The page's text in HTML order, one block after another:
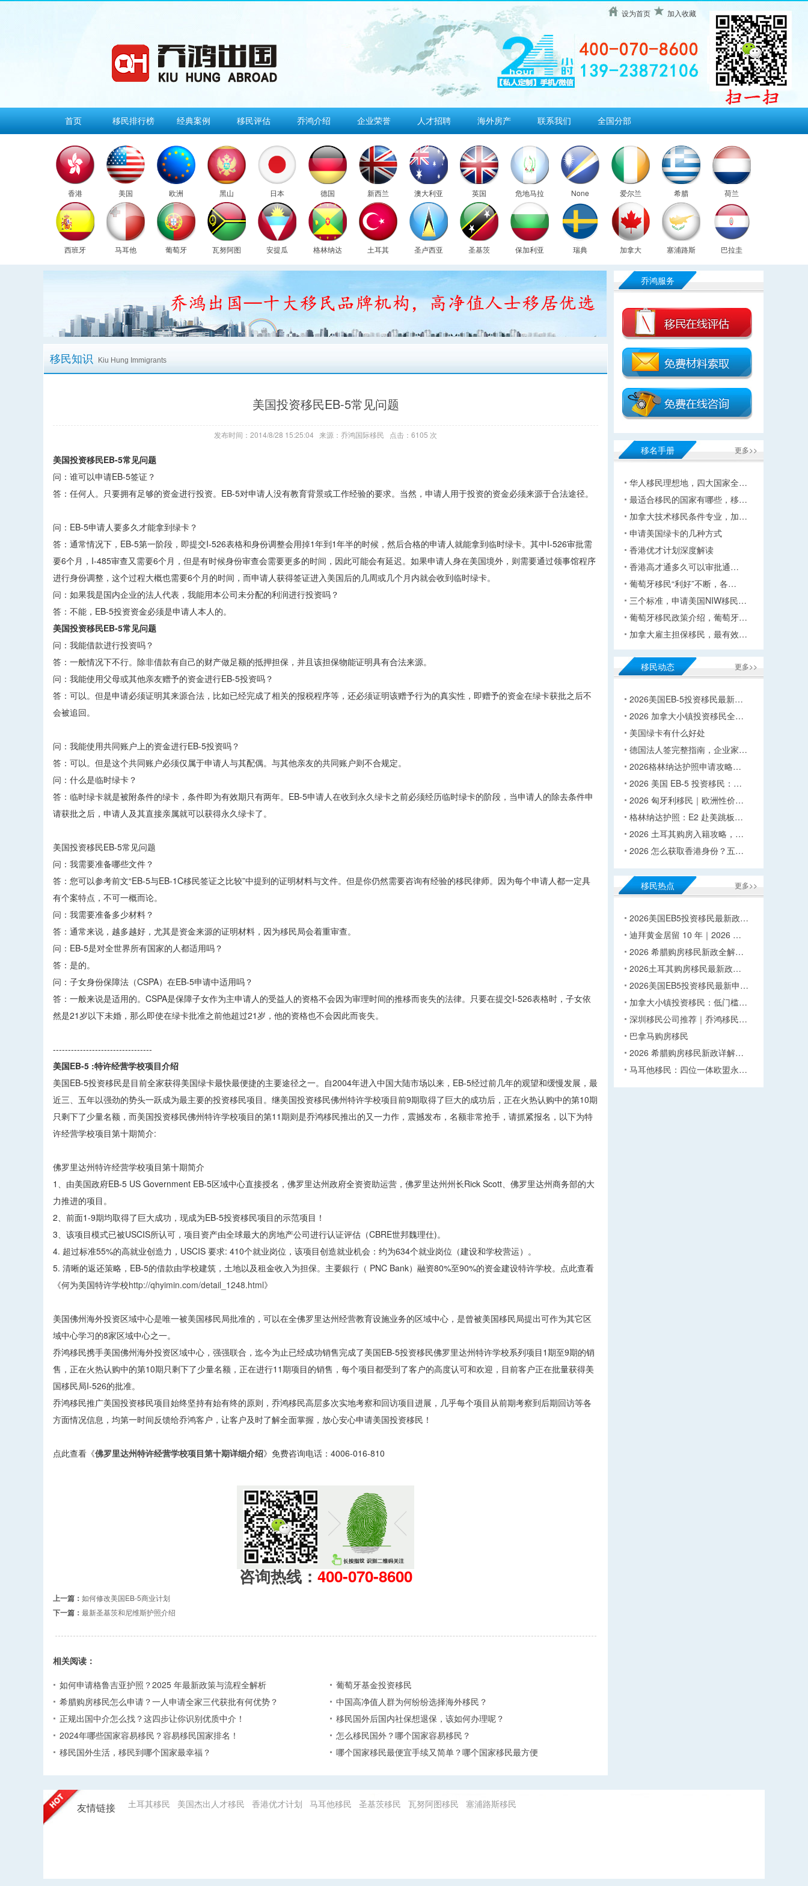
设为首页 加入收藏
首页 移民排行榜 经典案例 移民评估 乔鸿介绍 企业荣誉 人才招聘 海外房产 联系我们 全国分部
香港 美国 欧洲 黑山 日本 德国 新西兰 澳大利亚 英国 危地马拉 None 爱尔兰 希腊 荷兰
西班牙 马耳他 葡萄牙 瓦努阿图 安提瓜 格林纳达 土耳其 圣卢西亚 圣基茨 保加利亚 瑞典 加拿大 塞浦路斯 巴拉圭
移民知识 Kiu Hung Immigrants
美国投资移民EB-5常见问题
发布时间：2014/8/28 15:25:04 来源：乔鸿国际移民 点击：6105 次
美国投资移民EB-5常见问题
问：谁可以申请EB-5签证？
答：任何人。只要拥有足够的资金进行投资。EB-5对申请人没有教育背景或工作经验的要求。当然，申请人用于投资的资金必须来源于合法途径。
问：EB-5申请人要多久才能拿到绿卡？
答：通常情况下，EB-5第一阶段，即提交I-526表格和身份调整会用掉1年到1年半的时候，然后合格的申请人就能拿到临时绿卡。其中I-526审批需
要6个月，I-485审查又需要6个月，但是有时候身份审查会需要更多的时间，因此可能会有延迟。如果申请人身在美国境外，则需要通过领事馆程序
进行身份调整，这个过程大概也需要6个月的时间，而申请人获得签证进入美国后的几周或几个月内就会收到临时绿卡。
问：如果我是国内企业的法人代表，我能用本公司未分配的利润进行投资吗？
答：不能，EB-5投资资金必须是申请人本人的。
美国投资移民EB-5常见问题
问：我能借款进行投资吗？
答：一般情况下不行。除非借款有自己的财产做足额的抵押担保，并且该担保物能证明具有合法来源。
问：我能使用父母或其他亲友赠予的资金进行EB-5投资吗？
答：可以。但是申请必须证明其来源合法，比如已经完成了相关的报税程序等，还必须证明该赠予行为的真实性，即赠予的资金在绿卡获批之后不
会被追回。
问：我能使用共同账户上的资金进行EB-5投资吗？
答：可以。但是这个共同账户必须仅属于申请人与其配偶。与其他亲友的共同账户则不合规定。
问：什么是临时绿卡？
答：临时绿卡就是被附条件的绿卡，条件即为有效期只有两年。EB-5申请人在收到永久绿卡之前必须经历临时绿卡的阶段，当申请人的除去条件申
请获批之后，申请人及其直接亲属就可以获得永久绿卡了。
美国投资移民EB-5常见问题
问：我需要准备哪些文件？
答：您可以参考前文“EB-5与EB-1C移民签证之比较”中提到的证明材料与文件。但是你仍然需要咨询有经验的移民律师。因为每个申请人都一定具
有个案特点，不可一概而论。
问：我需要准备多少材料？
答：通常来说，越多越好，尤其是资金来源的证明材料，因为移民局会着重审查。
问：EB-5是对全世界所有国家的人都适用吗？
答：是的。
问：子女身份保障法（CSPA）在EB-5申请中适用吗？
答：一般来说是适用的。CSPA是保障子女作为主申请人的受益人的资格不会因为审理时间的推移而丧失的法律。只要在提交I-526表格时，子女依
然是21岁以下未婚，那么即使在绿卡批准之前他超过21岁，他的资格也不会因此而丧失。
---------------------------------
美国EB-5 :特许经营学校项目介绍
美国EB-5投资移民是目前全家获得美国绿卡最快最便捷的主要途径之一。自2004年进入中国大陆市场以来，EB-5经过前几年的观望和缓慢发展，最
近三、五年以强劲的势头一跃成为最主要的投资移民项目。继美国投资移民佛州特许学校项目前9期取得了巨大的成功后，正在火热认购中的第10期
只剩下了少量名额，而美国投资移民佛州特许学校项目的第11期则是乔鸿移民推出的又一力作，震撼发布，名额非常抢手，请抓紧报名，以下为特
许经营学校项目第十期简介:
佛罗里达州特许经营学校项目第十期简介
1、由美国政府EB-5 US Government EB-5区域中心直接授名，佛罗里达州政府全资资助运营，佛罗里达州州长Rick Scott、佛罗里达州商务部的大
力推进的项目。
2、前面1-9期均取得了巨大成功，现成为EB-5投资移民项目的示范项目！
3、该项目模式已被USCIS所认可，项目资产由全球最大的房地产公司进行认证评估（CBRE世邦魏理仕)。
4. 超过标准55%的高就业创造力，USCIS 要求: 410个就业岗位，该项目创造就业机会：约为634个就业岗位（建设和学校营运）。
5. 清晰的返还策略，EB-5的借款由学校建筑，土地以及租金收入为担保。主要銀行（ PNC Bank）融资80%至90%的资金建设特许学校。点此查看
《何为美国特许学校http://qhyimin.com/detail_1248.html》
美国佛州海外投资区域中心是唯一被美国移民局批准的，可以在全佛罗里达州经营教育设施业务的区域中心，是曾被美国移民局提出可作为其它区
域中心学习的8家区域中心之一。
乔鸿移民携手美国佛州海外投资区域中心，强强联合，迄今为止已经成功销售完成了美国EB-5投资移民佛罗里达州特许学校系列项目1期至9期的销
售，正在火热认购中的第10期只剩下了少量名额，正在进行11期项目的销售，每个项目都受到了客户的高度认可和欢迎，目前客户正在批量获得美
国移民局I-526的批准。
乔鸿移民推广美国投资移民项目始终坚持有始有终的原则，乔鸿移民高层多次实地考察和回访项目进展，几乎每个项目从前期考察到后期回访等各
方面情况信息，均第一时间反馈给乔鸿客户，让客户及时了解全面掌握，放心安心申请美国投资移民！
点此查看《佛罗里达州特许经营学校项目第十期详细介绍》免费咨询电话：4006-016-810
咨询热线： 400-070-8600
上一篇： 如何修改美国EB-5商业计划
下一篇： 最新圣基茨和尼维斯护照介绍
相关阅读：
如何申请格鲁吉亚护照？2025 年最新政策与流程全解析​
葡萄牙基金投资移民
希腊购房移民怎么申请？一人申请全家三代获批有何优势？​
中国高净值人群为何纷纷选择海外移民？
正规出国中介怎么找？这四步让你识别优质中介！
移民国外后国内社保想退保，该如何办理呢？
2024年哪些国家容易移民？容易移民国家排名！
怎么移民国外？哪个国家容易移民？
移民国外生活，移民到哪个国家最幸福？
哪个国家移民最便宜手续又简单？哪个国家移民最方便
乔鸿服务
更多>>
移名手册
华人移民理想地，四大国家全…
最适合移民的国家有哪些，移…
加拿大技术移民条件专业，加…
申请美国绿卡的几种方式
香港优才计划深度解读
香港高才通多久可以审批通…
葡萄牙移民“利好”不断，各…
三个标准，申请美国NIW移民…
葡萄牙移民政策介绍，葡萄牙…
加拿大雇主担保移民，最有效…
更多>>
移民动态
2026美国EB-5投资移民最新…
2026 加拿大小镇投资移民全…
美国绿卡有什么好处
德国法人签完整指南，企业家…
2026格林纳达护照申请攻略…
2026 美国 EB-5 投资移民：…
2026 匈牙利移民｜欧洲性价…
格林纳达护照：E2 赴美跳板…
2026 土耳其购房入籍攻略，…
2026 怎么获取香港身份？五…
更多>>
移民热点
2026美国EB5投资移民最新政…
迪拜黄金居留 10 年｜2026 …
2026 希腊购房移民新政全解…
2026土耳其购房移民最新政…
2026美国EB5投资移民最新申…
加拿大小镇投资移民：低门槛…
深圳移民公司推荐｜乔鸿移民…
巴拿马购房移民
2026 希腊购房移民新政详解…
马耳他移民：四位一体欧盟永…
友情链接 土耳其移民 美国杰出人才移民 香港优才计划 马耳他移民 圣基茨移民 瓦努阿图移民 塞浦路斯移民